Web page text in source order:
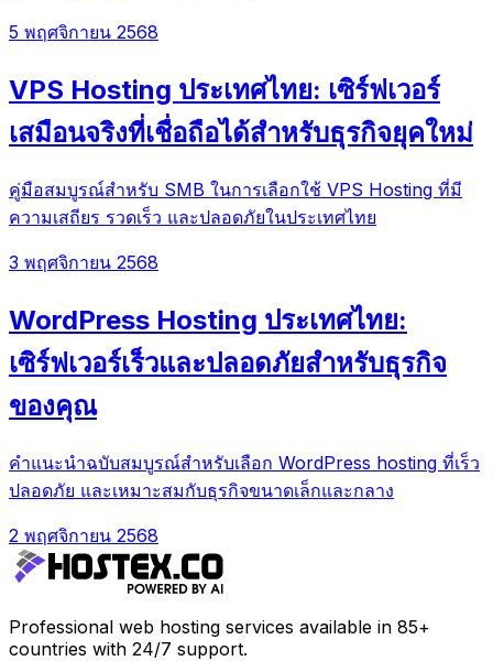
5 พฤศจิกายน 2568
VPS Hosting ประเทศไทย: เซิร์ฟเวอร์
เสมือนจริงที่เชื่อถือได้สำหรับธุรกิจยุคใหม่
คู่มือสมบูรณ์สำหรับ SMB ในการเลือกใช้ VPS Hosting ที่มี
ความเสถียร รวดเร็ว และปลอดภัยในประเทศไทย
3 พฤศจิกายน 2568
WordPress Hosting ประเทศไทย:
เซิร์ฟเวอร์เร็วและปลอดภัยสำหรับธุรกิจ
ของคุณ
คำแนะนำฉบับสมบูรณ์สำหรับเลือก WordPress hosting ที่เร็ว
ปลอดภัย และเหมาะสมกับธุรกิจขนาดเล็กและกลาง
2 พฤศจิกายน 2568
Professional web hosting services available in 85+
countries with 24/7 support.